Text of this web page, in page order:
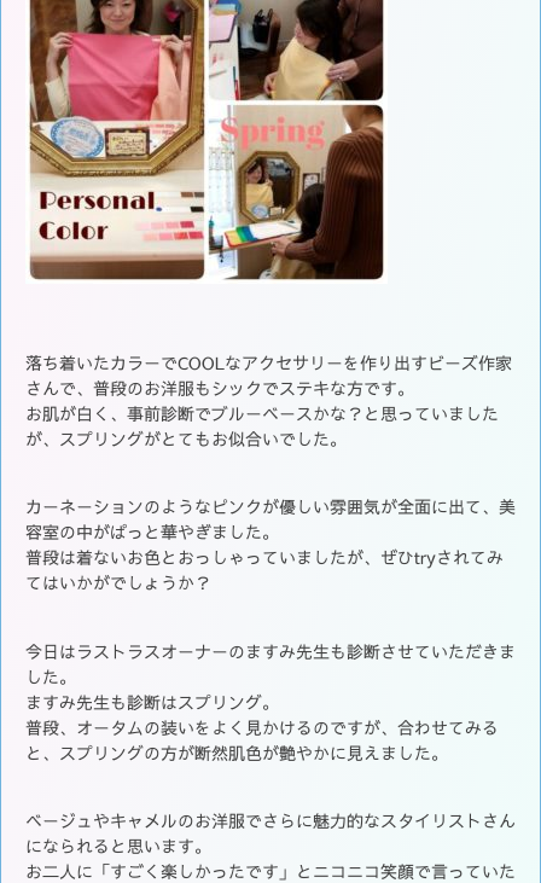
落ち着いたカラーでCOOLなアクセサリーを作り出すビーズ作家
さんで、普段のお洋服もシックでステキな方です。
お肌が白く、事前診断でブルーベースかな？と思っていました
が、スプリングがとてもお似合いでした。
カーネーションのようなピンクが優しい雰囲気が全面に出て、美
容室の中がぱっと華やぎました。
普段は着ないお色とおっしゃっていましたが、ぜひtryされてみ
てはいかがでしょうか？
今日はラストラスオーナーのますみ先生も診断させていただきま
した。
ますみ先生も診断はスプリング。
普段、オータムの装いをよく見かけるのですが、合わせてみる
と、スプリングの方が断然肌色が艶やかに見えました。
ベージュやキャメルのお洋服でさらに魅力的なスタイリストさん
になられると思います。
お二人に「すごく楽しかったです」とニコニコ笑顔で言っていた